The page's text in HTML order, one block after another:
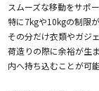
スムーズな移動をサポー
特に7kgや10kgの制限
その分だけ衣類やガジ
荷造りの際に余裕が生
内へ持ち込むことが可能